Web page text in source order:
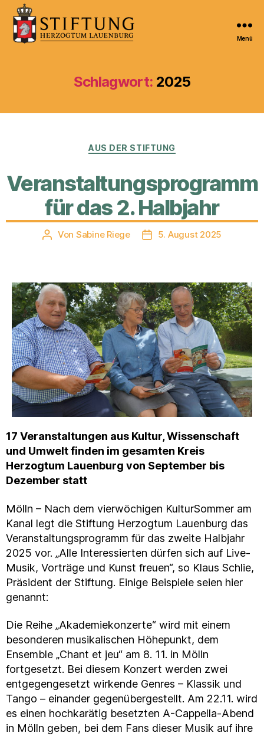
Menü
Schlagwort: 2025
Kategorien
AUS DER STIFTUNG
Veranstaltungsprogramm
für das 2. Halbjahr
Beitragsautor
Von Sabine Riege Veröffentlichungsdatum
5. August 2025
17 Veranstaltungen aus Kultur, Wissenschaft
und Umwelt finden im gesamten Kreis
Herzogtum Lauenburg von September bis
Dezember statt
Mölln – Nach dem vierwöchigen KulturSommer am
Kanal legt die Stiftung Herzogtum Lauenburg das
Veranstaltungsprogramm für das zweite Halbjahr
2025 vor. „Alle Interessierten dürfen sich auf Live-
Musik, Vorträge und Kunst freuen“, so Klaus Schlie,
Präsident der Stiftung. Einige Beispiele seien hier
genannt:
Die Reihe „Akademiekonzerte“ wird mit einem
besonderen musikalischen Höhepunkt, dem
Ensemble „Chant et jeu“ am 8. 11. in Mölln
fortgesetzt. Bei diesem Konzert werden zwei
entgegengesetzt wirkende Genres – Klassik und
Tango – einander gegenübergestellt. Am 22.11. wird
es einen hochkarätig besetzten A-Cappella-Abend
in Mölln geben, bei dem Fans dieser Musik auf ihre